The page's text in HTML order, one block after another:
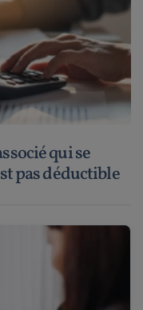
qui se
pas déductible